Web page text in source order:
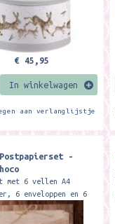
€ 45,95
In winkelwagen
aan verlanglijstje
-
met 6 vellen A4
6 enveloppen en 6
Merk: Meer Leuks